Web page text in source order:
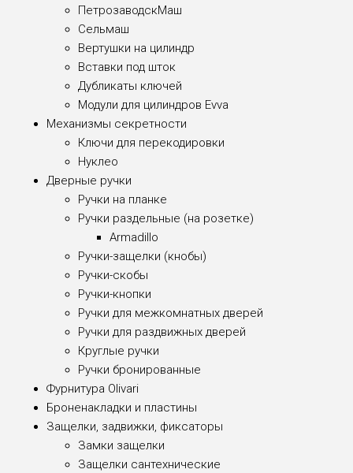
ПетрозаводскМаш
Сельмаш
Вертушки на цилиндр
Вставки под шток
Дубликаты ключей
Модули для цилиндров Evva
Механизмы секретности
Ключи для перекодировки
Нуклео
Дверные ручки
Ручки на планке
Ручки раздельные (на розетке)
Armadillo
Ручки-защелки (кнобы)
Ручки-скобы
Ручки-кнопки
Ручки для межкомнатных дверей
Ручки для раздвижных дверей
Круглые ручки
Ручки бронированные
Фурнитура Olivari
Броненакладки и пластины
Защелки, задвижки, фиксаторы
Замки защелки
Защелки сантехнические